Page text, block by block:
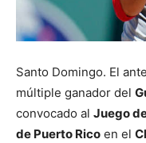
Santo Domingo. El
múltiple ganador del
convocado al Juego
de Puerto Rico en el